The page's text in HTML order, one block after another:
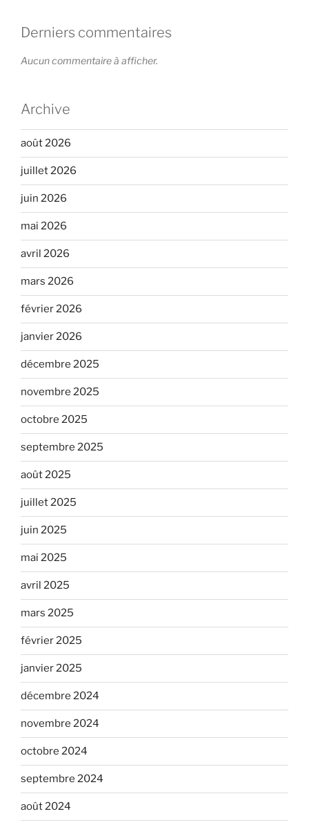
Derniers commentaires
Aucun commentaire à afficher.
Archive
août 2026
juillet 2026
juin 2026
mai 2026
avril 2026
mars 2026
février 2026
janvier 2026
décembre 2025
novembre 2025
octobre 2025
septembre 2025
août 2025
juillet 2025
juin 2025
mai 2025
avril 2025
mars 2025
février 2025
janvier 2025
décembre 2024
novembre 2024
octobre 2024
septembre 2024
août 2024